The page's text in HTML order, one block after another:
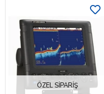
ÖZEL SIPARIŞ